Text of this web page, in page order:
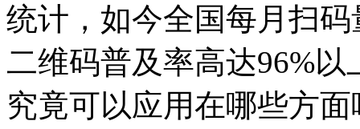
统计，如今全国每月扫
二维码普及率高达96%
究竟可以应用在哪些方